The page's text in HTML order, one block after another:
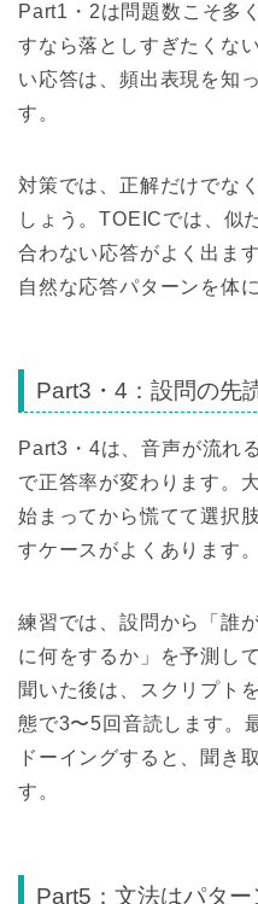
Part1・2は問題数こそ多
すなら落としすぎたくな
い応答は、頻出表現を知
す。
対策では、正解だけでな
しょう。TOEICでは、似
合わない応答がよく出ま
自然な応答パターンを体
Part3・4：設問の先
Part3・4は、音声が流れ
で正答率が変わります。
始まってから慌てて選択
すケースがよくあります。
練習では、設問から「誰
に何をするか」を予測し
聞いた後は、スクリプト
態で3〜5回音読します。
ドーイングすると、聞き
す。
Part5：文法はパター